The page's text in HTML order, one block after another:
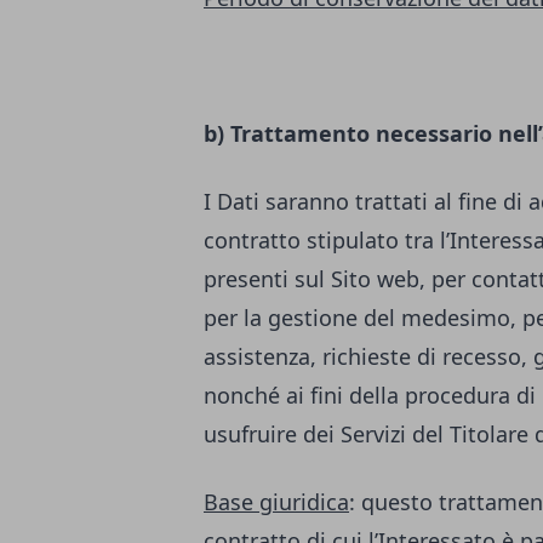
b) Trattamento necessario
I Dati saranno trattati al fine di
contratto stipulato tra
presenti sul Sito web, per
per la gestione del medesimo,
assistenza, richieste di
nonché ai fini della procedura
usufruire dei Servizi del Titolare
Base giuridica: questo